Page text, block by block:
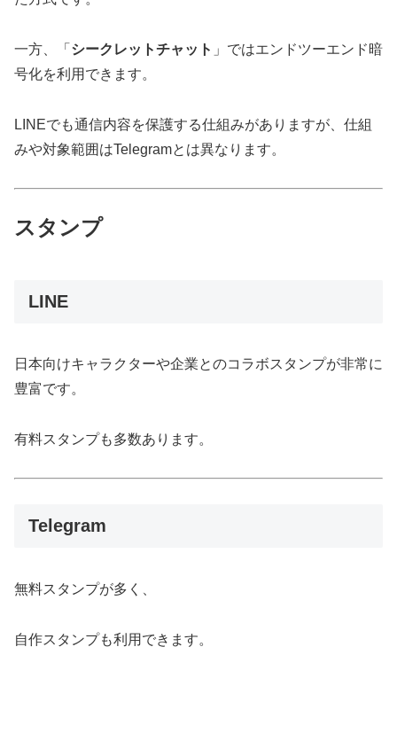
一方、「 シークレットチャット 」ではエンドツーエンド暗
号化を利用できます。
LINEでも通信内容を保護する仕組みがありますが、仕組
みや対象範囲はTelegramとは異なります。
スタンプ
LINE
日本向けキャラクターや企業とのコラボスタンプが非常に
豊富です。
有料スタンプも多数あります。
Telegram
無料スタンプが多く、
自作スタンプも利用できます。